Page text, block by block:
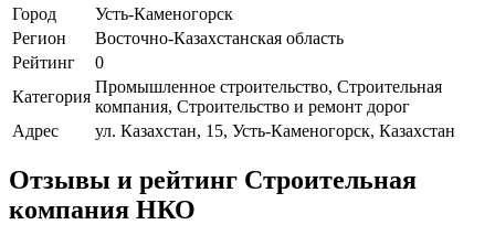
Город
Усть-Каменогорск
Регион
Восточно-Казахстанская область
Рейтинг
0
Категория
Промышленное строительство, Строительная
компания, Строительство и ремонт дорог
Адрес
ул. Казахстан, 15, Усть-Каменогорск, Казахстан
Отзывы и рейтинг Строительная
компания НКО